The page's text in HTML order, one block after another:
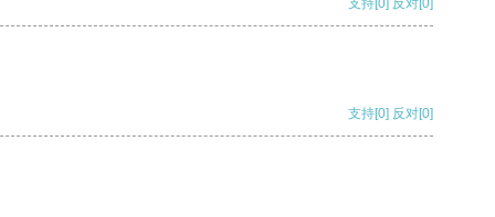
支持 [0] 反对 [0]
支持[0] 反对[0]